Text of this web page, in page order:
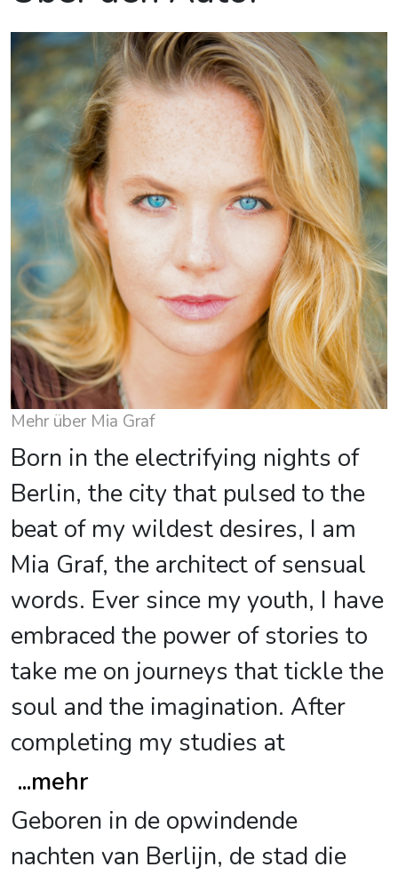
Mehr über Mia Graf
Born in the electrifying nights of
Berlin, the city that pulsed to the
beat of my wildest desires, I am
Mia Graf, the architect of sensual
words. Ever since my youth, I have
embraced the power of stories to
take me on journeys that tickle the
soul and the imagination. After
completing my studies at
...mehr
Geboren in de opwindende
nachten van Berlijn, de stad die